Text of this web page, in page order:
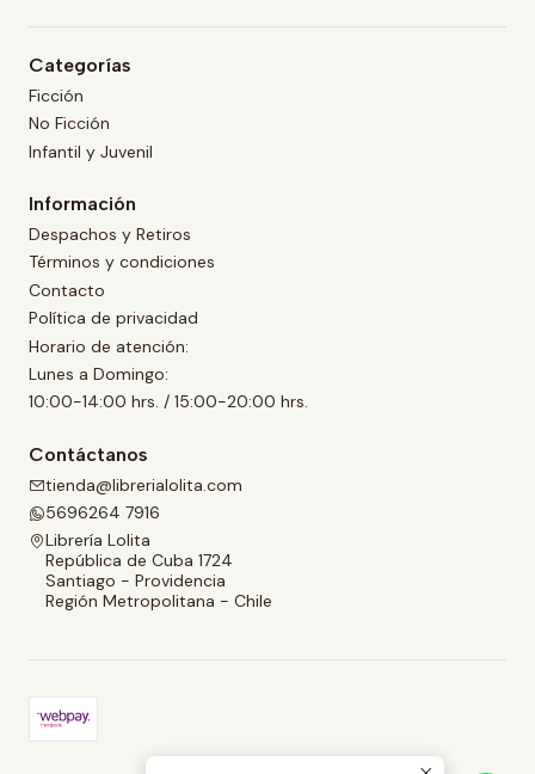
Categorías
Ficción
No Ficción
Infantil y Juvenil
Información
Despachos y Retiros
Términos y condiciones
Contacto
Política de privacidad
Horario de atención:
Lunes a Domingo:
10:00-14:00 hrs. / 15:00-20:00 hrs.
Contáctanos
tienda@librerialolita.com
5696264 7916
Librería Lolita
República de Cuba 1724
Santiago - Providencia
Región Metropolitana - Chile